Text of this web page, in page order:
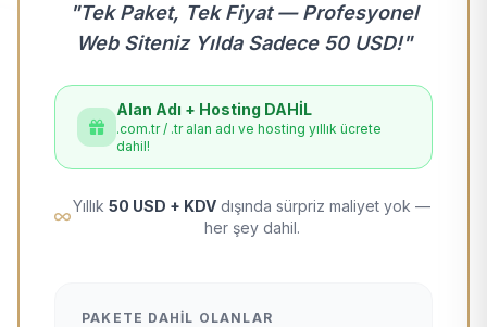
"Tek Paket, Tek Fiyat — Profesyonel
Web Siteniz Yılda Sadece 50 USD!"
Alan Adı + Hosting DAHİL
.com.tr / .tr alan adı ve hosting yıllık ücrete
dahil!
Yıllık 50 USD + KDV dışında sürpriz maliyet yok —
her şey dahil.
PAKETE DAHIL OLANLAR